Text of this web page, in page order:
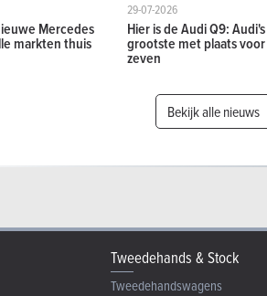
Mercedes
markten thuis
29-07-2026
Hier is de Audi Q9: Audi's
grootste met plaats voor
zeven
Bekijk alle nieuws
Tweedehands & Stock
Tweedehandswagens